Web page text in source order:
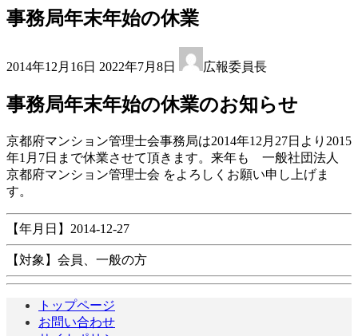
事務局年末年始の休業
2014年12月16日 終
新
時
:
2022年7月8日 広報委員長
事務局年末年始の休業のお知らせ
京都府マンション管理士会事務局は2014年12月27日より2015
年1月7日まで休業させて頂きます。来年も 一般社団法人
京都府マンション管理士会 をよろしくお願い申し上げま
す。
【年月日】2014-12-27
【対象】会員、一般の方
トップページ
お問い合わせ